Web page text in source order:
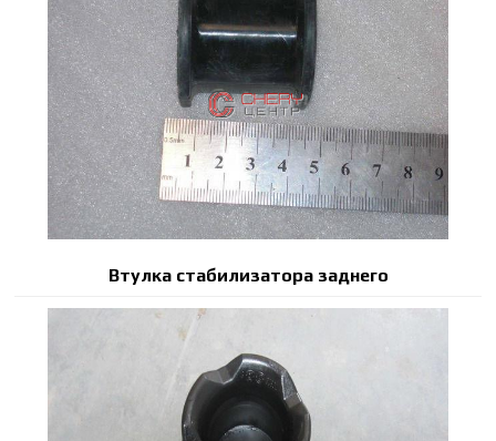
Втулка стабилизатора заднего